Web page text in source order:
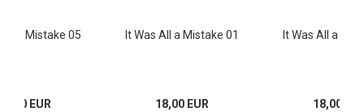
a Mistake 05
EUR
It Was All a Mistake 01
18,00 EUR
It Was All a
18,00